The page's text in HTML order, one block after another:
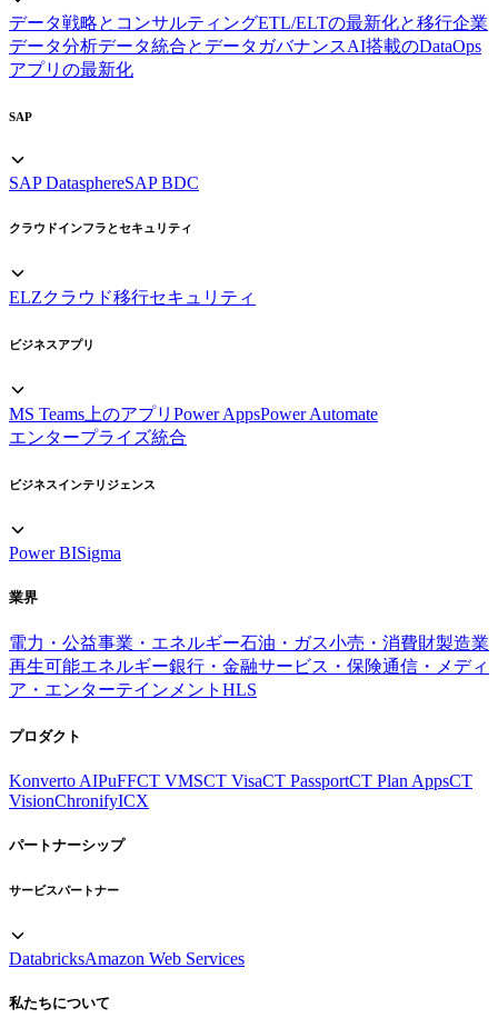
データ戦略とコンサルティングETL/ELTの最新化と移行企業
データ分析データ統合とデータガバナンスAI搭載のDataOps
アプリの最新化
SAP
SAP DatasphereSAP BDC
クラウドインフラとセキュリティ
ELZクラウド移行セキュリティ
ビジネスアプリ
MS Teams上のアプリ Power AppsPower Automate
エンタープライズ統合
ビジネスインテリジェンス
Power BISigma
業界
電力・公益事業・エネルギー石油・ガス小売・消費財製造業
再生可能エネルギー銀行・金融サービス・保険通信・メディ
ア・エンターテインメント HLS
プロダクト
Konverto AIPuFFCT VMSCT VisaCT PassportCT Plan AppsCT
VisionChronifyICX
パートナーシップ
サービスパートナー
DatabricksAmazon Web Services
私たちについて